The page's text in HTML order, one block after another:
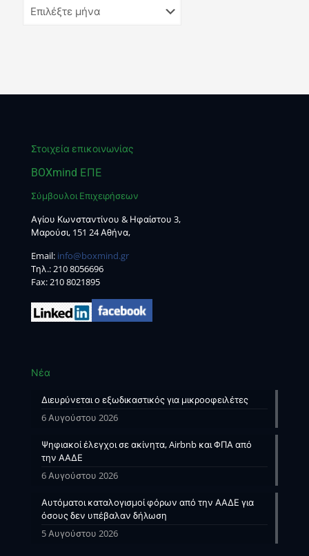
Στοιχεία επικοινωνίας
BOXmind ΕΠΕ
Σύμβουλοι Επιχειρήσεων
Αγίου Κωνσταντίνου & Ηφαίστου 3,
Μαρούσι, 151 24 Αθήνα,
Email: info@boxmind.gr
Tηλ.:210 8056696
Fax: 210 8021895
Νέα
Διευρύνεται ο εξωδικαστικός για μικροοφειλέτες
6 Αυγούστου 2026
Ψηφιακοί έλεγχοι σε ακίνητα, Airbnb και ΦΠΑ από
την ΑΑΔΕ
6 Αυγούστου 2026
Αυτόματοι καταλογισμοί φόρων από την ΑΑΔΕ για
όσους δεν υπέβαλαν δήλωση
5 Αυγούστου 2026